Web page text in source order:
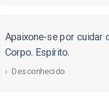
Apaixone-se por cuidar
Corpo. Espírito.
Desconhecido